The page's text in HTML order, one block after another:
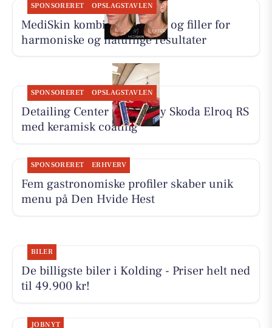
SPONSORERET OPSLAGSTAVLEN
MediSkin kombinerer botox og filler for
harmoniske og naturlige resultater
SPONSORERET OPSLAGSTAVLEN
Detailing Center klargør ny Skoda Elroq RS
med keramisk coating
SPONSORERET ERHVERV
Fem gastronomiske profiler skaber unik
menu på Den Hvide Hest
BILER
De billigste biler i Kolding - Priser helt ned
til 49.900 kr!
JOBNYT